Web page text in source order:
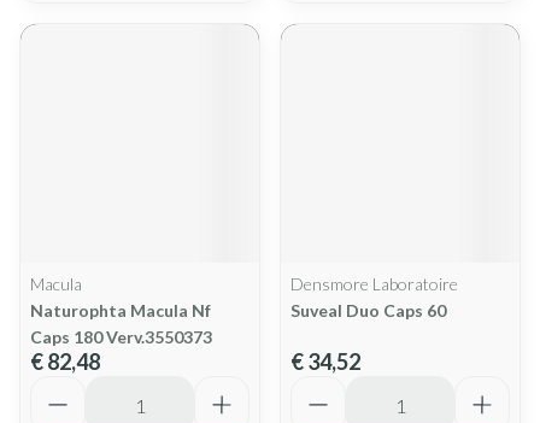
Macula
Naturophta Macula Nf
Caps 180 Verv.3550373
€ 82,48
Densmore Laboratoire
Suveal Duo Caps 60
€ 34,52